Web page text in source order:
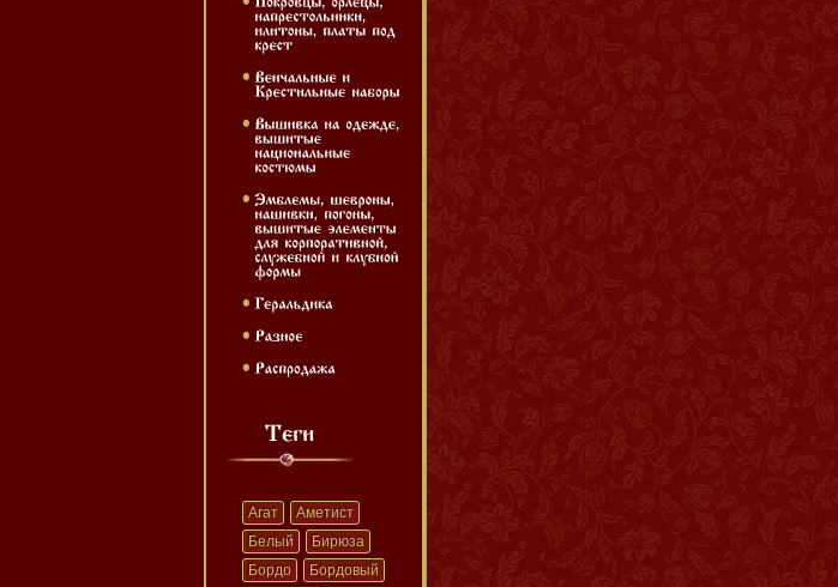
Агат
Аметист
Белый
Бирюза
Бордо
Бордовый